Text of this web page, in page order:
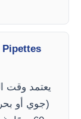
يعتمد وقت